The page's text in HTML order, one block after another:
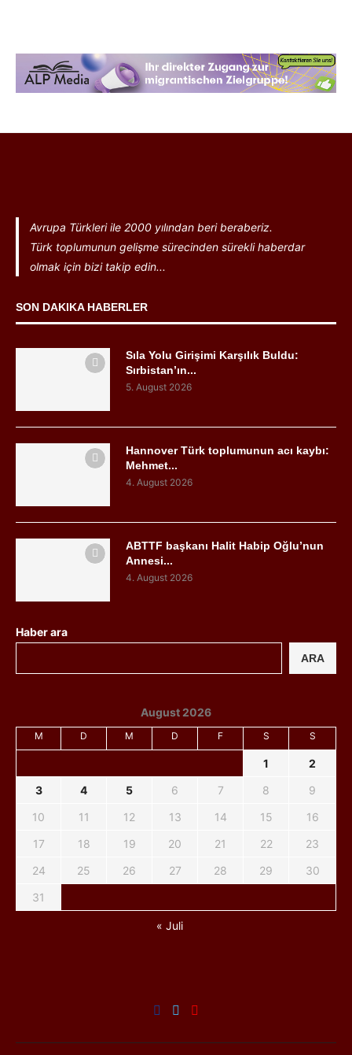
Avrupa Türkleri ile 2000 yılından beri beraberiz.
Türk toplumunun gelişme sürecinden sürekli haberdar
olmak için bizi takip edin...
SON DAKIKA HABERLER
Sıla Yolu Girişimi Karşılık Buldu:
Sırbistan’ın...
5. August 2026
Hannover Türk toplumunun acı kaybı:
Mehmet...
4. August 2026
ABTTF başkanı Halit Habip Oğlu’nun
Annesi...
4. August 2026
Haber ara
ARA
August 2026
M D M D F S S
1
2
3
4 5 6 7 8
9
10
11 12 13 14 15
16
17
18 19 20 21 22
23
24
25 26 27 28 29
30
31
« Juli